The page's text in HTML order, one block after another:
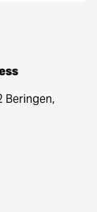
Beringen,